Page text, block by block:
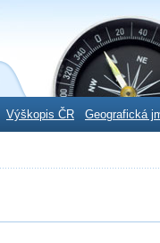
Výškopis ČR Geografická